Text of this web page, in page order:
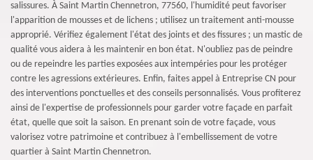
salissures. À Saint Martin Chennetron, 77560, l'humidité peut favoriser
l'apparition de mousses et de lichens ; utilisez un traitement anti-mousse
approprié. Vérifiez également l'état des joints et des fissures ; un mastic de
qualité vous aidera à les maintenir en bon état. N'oubliez pas de peindre
ou de repeindre les parties exposées aux intempéries pour les protéger
contre les agressions extérieures. Enfin, faites appel à Entreprise CN pour
des interventions ponctuelles et des conseils personnalisés. Vous profiterez
ainsi de l'expertise de professionnels pour garder votre façade en parfait
état, quelle que soit la saison. En prenant soin de votre façade, vous
valorisez votre patrimoine et contribuez à l'embellissement de votre
quartier à Saint Martin Chennetron.